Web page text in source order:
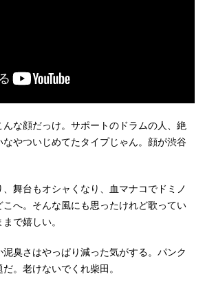
な顔だっけ。サポートのドラムの人、絶
やついじめてたタイプじゃん。顔が渋谷
舞台もオシャくなり、血マナコでドミノ
へ。そんな風にも思ったけれど歌ってい
で嬉しい。
臭さはやっぱり減った気がする。パンク
。老けないでくれ柴田。